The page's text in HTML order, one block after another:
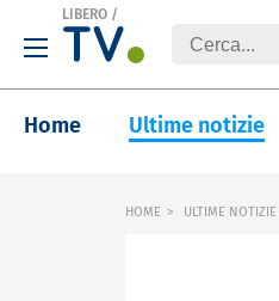
LIBERO /
Home Ultime notizie
HOME ULTIME NOTIZIE